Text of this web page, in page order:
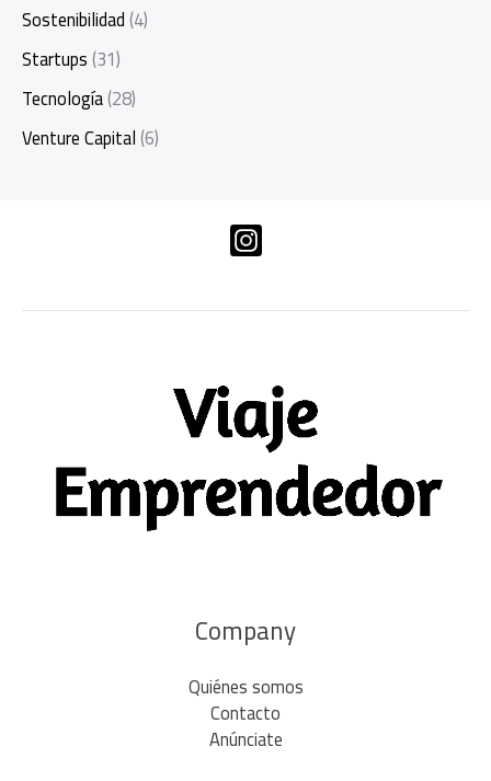
Sostenibilidad(4)
Startups(31)
Tecnología(28)
Venture Capital(6)
Company
Quiénes somos
Contacto
Anúnciate